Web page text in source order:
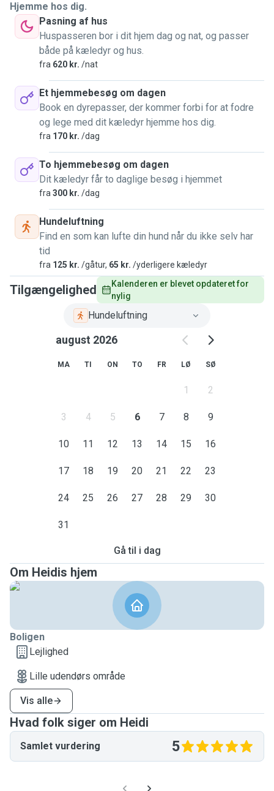
plejet og daglig motion. Der vil være en fin balance mellem
at skabe ro og tryghed samt aktivitet og leg med dit
kæledyr. Jeg kender vigtigheden af at have et kæledyr der
trives, så jeg vil gøre mit for at dit kæledyr får den bedste
oplevelse. Du vil derfor trygt kunne overlade dit kæledyr til
mig. Jeg elsker dyr, store som små. Jeg er fleksibel ift
booking. Jeg forstår og taler dansk, engelsk og tysk. Jeg
ser frem til at høre fra dig! De bedste hilsner Heidi
Hjemme hos dig.
Pasning af hus
Huspasseren bor i dit hjem dag og nat, og passer
både på kæledyr og hus.
fra 620 kr. /nat
Et hjemmebesøg om dagen
Book en dyrepasser, der kommer forbi for at fodre
og lege med dit kæledyr hjemme hos dig.
fra 170 kr. /dag
To hjemmebesøg om dagen
Dit kæledyr får to daglige besøg i hjemmet
fra 300 kr. /dag
Hundeluftning
Find en som kan lufte din hund når du ikke selv har
tid
fra 125 kr. /gåtur, 65 kr. /yderligere kæledyr
Tilgængelighed
Kalenderen er blevet opdateret for
nylig
Hundeluftning
august 2026
MA TI ON TO FR LØ SØ
1 2
3 4 5 6 7 8 9
10 11 12 13 14 15 16
17 18 19 20 21 22 23
24 25 26 27 28 29 30
31
Gå til i dag
Om Heidis hjem
Boligen
Lejlighed
Lille udendørs område
Vis alle
Hvad folk siger om Heidi
Samlet vurdering 5